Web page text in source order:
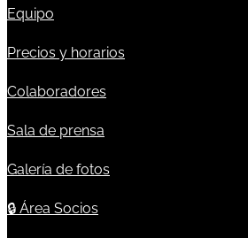
Equipo
Precios y horarios
Colaboradores
Sala de prensa
Galería de fotos
🔒 Área Socios